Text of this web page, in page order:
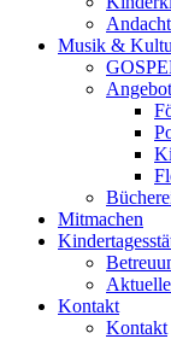
Musik &
Mitmachen
Kontakt
Kontakt